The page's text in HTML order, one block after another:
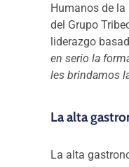
Humanos de la
del Grupo
liderazgo
en serio la
les brindamos
La alta
La alta